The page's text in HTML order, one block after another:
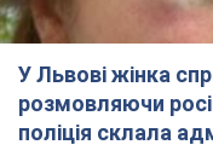
У Львові жінка
розмовляючи
поліція склала